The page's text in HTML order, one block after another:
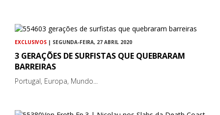
EXCLUSIVOS | SEGUNDA-FEIRA, 27 ABRIL 2020
3 GERAÇÕES DE SURFISTAS QUE QUEBRARAM
BARREIRAS
Portugal, Europa, Mundo...